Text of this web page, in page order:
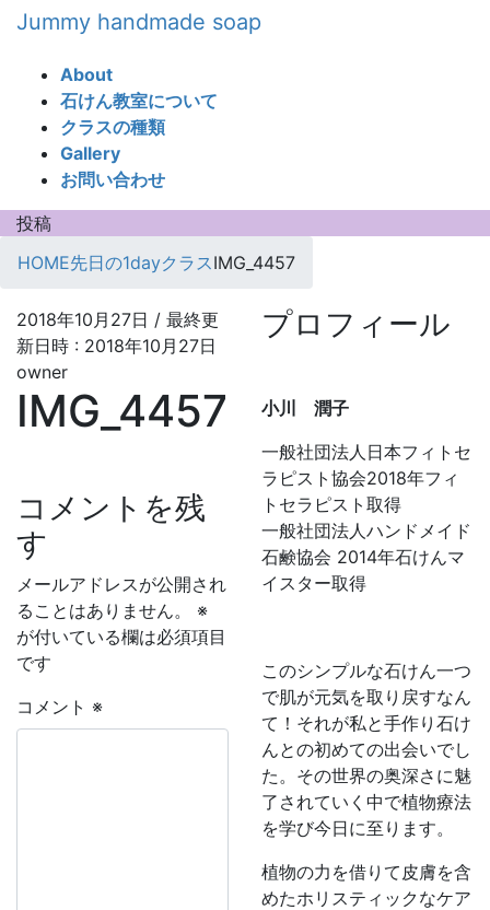
Jummy handmade soap
About
石けん教室について
クラスの種類
Gallery
お問い合わせ
投稿
HOME先日の1dayクラスIMG_4457
2018年10月27日 / 最終更
新日時 : 2018年10月27日
owner
IMG_4457
コメントを残
す
メールアドレスが公開され
ることはありません。
※
が付いている欄は必須項目
です
コメント ※
プロフィール
小川 潤子
一般社団法人日本フィトセ
ラピスト協会2018年フィ
トセラピスト取得
一般社団法人ハンドメイド
石鹸協会 2014年石けんマ
イスター取得
このシンプルな石けん一つ
で肌が元気を取り戻すなん
て！それが私と手作り石け
んとの初めての出会いでし
た。その世界の奥深さに魅
了されていく中で植物療法
を学び今日に至ります。
植物の力を借りて皮膚を含
めたホリスティックなケア